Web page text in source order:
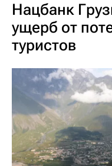
Нацбанк
ущерб от
туристов